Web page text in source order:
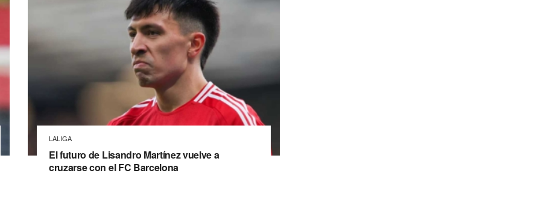
LALIGA
El futuro de Lisandro Martínez vuelve a
cruzarse con el FC Barcelona